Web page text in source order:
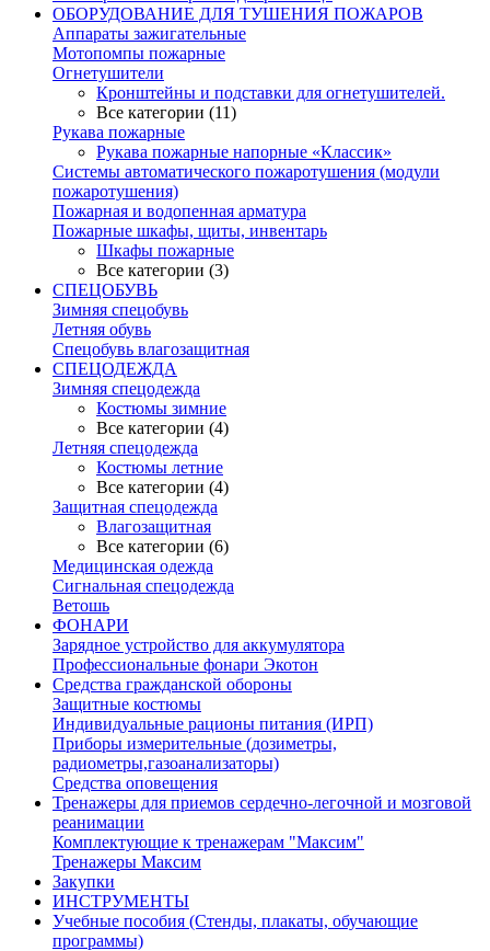
ОБОРУДОВАНИЕ ДЛЯ ТУШЕНИЯ ПОЖАРОВ
Аппараты зажигательные
Мотопомпы пожарные
Огнетушители
Кронштейны и подставки для огнетушителей.
Все категории (11)
Рукава пожарные
Рукава пожарные напорные «Классик»
Системы автоматического пожаротушения (модули
пожаротушения)
Пожарная и водопенная арматура
Пожарные шкафы, щиты, инвентарь
Шкафы пожарные
Все категории (3)
СПЕЦОБУВЬ
Зимняя спецобувь
Летняя обувь
Спецобувь влагозащитная
СПЕЦОДЕЖДА
Зимняя спецодежда
Костюмы зимние
Все категории (4)
Летняя спецодежда
Костюмы летние
Все категории (4)
Защитная спецодежда
Влагозащитная
Все категории (6)
Медицинская одежда
Сигнальная спецодежда
Ветошь
ФОНАРИ
Зарядное устройство для аккумулятора
Профессиональные фонари Экотон
Средства гражданской обороны
Защитные костюмы
Индивидуальные рационы питания (ИРП)
Приборы измерительные (дозиметры,
радиометры,газоанализаторы)
Средства оповещения
Тренажеры для приемов сердечно-легочной и мозговой
реанимации
Комплектующие к тренажерам "Максим"
Тренажеры Максим
Закупки
ИНСТРУМЕНТЫ
Учебные пособия (Стенды, плакаты, обучающие
программы)